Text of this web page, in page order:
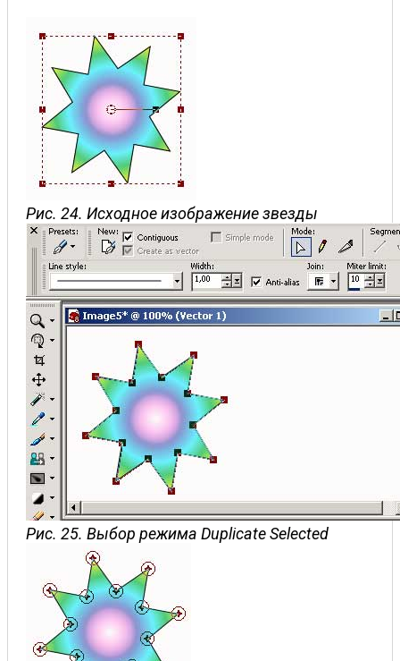
Рис. 24. Исходное изображение звезды
Рис. 25. Выбор режима Duplicate Selected